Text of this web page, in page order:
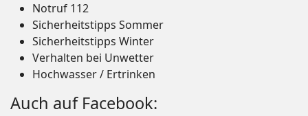
Notruf 112
Sicherheitstipps Sommer
Sicherheitstipps Winter
Verhalten bei Unwetter
Hochwasser / Ertrinken
Auch auf Facebook: